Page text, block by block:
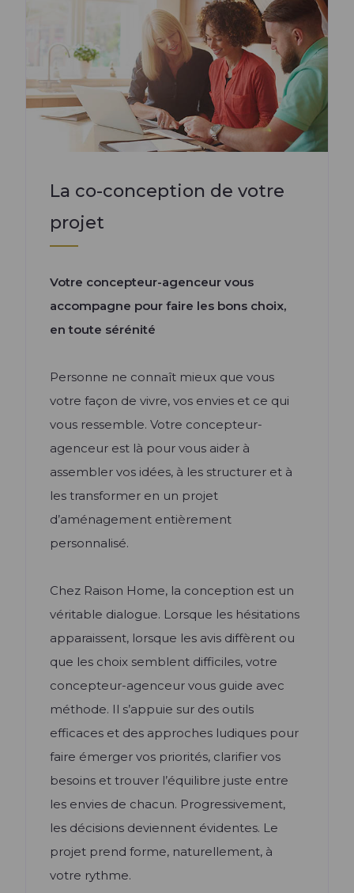
La co-conception de votre
projet
Votre concepteur-agenceur vous
accompagne pour faire les bons choix,
en toute sérénité
Personne ne connaît mieux que vous
votre façon de vivre, vos envies et ce qui
vous ressemble. Votre concepteur-
agenceur est là pour vous aider à
assembler vos idées, à les structurer et à
les transformer en un projet
d’aménagement entièrement
personnalisé.
Chez Raison Home, la conception est un
véritable dialogue. Lorsque les hésitations
apparaissent, lorsque les avis diffèrent ou
que les choix semblent difficiles, votre
concepteur-agenceur vous guide avec
méthode. Il s’appuie sur des outils
efficaces et des approches ludiques pour
faire émerger vos priorités, clarifier vos
besoins et trouver l’équilibre juste entre
les envies de chacun. Progressivement,
les décisions deviennent évidentes. Le
projet prend forme, naturellement, à
votre rythme.